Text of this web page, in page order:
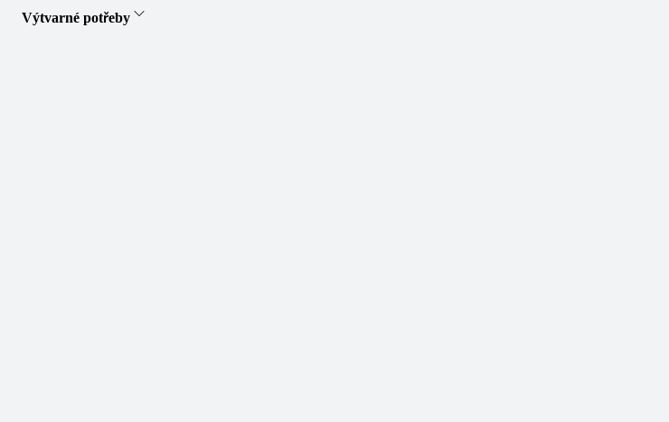
Výtvarné potřeby